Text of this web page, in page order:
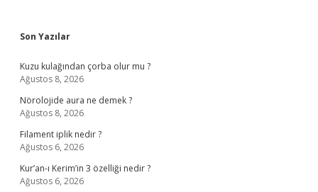
Sidebar
Son Yazılar
Kuzu kulağından çorba olur mu ?
Ağustos 8, 2026
Nörolojide aura ne demek ?
Ağustos 8, 2026
Filament iplik nedir ?
Ağustos 6, 2026
Kur’an-ı Kerim’in 3 özelliği nedir ?
Ağustos 6, 2026